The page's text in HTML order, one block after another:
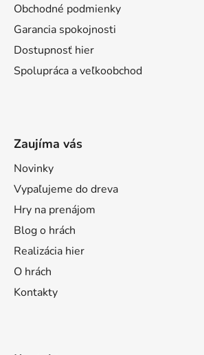
Obchodné podmienky
Garancia spokojnosti
Dostupnosť hier
Spolupráca a veľkoobchod
Zaujíma vás
Novinky
Vypaľujeme do dreva
Hry na prenájom
Blog o hrách
Realizácia hier
O hrách
Kontakty